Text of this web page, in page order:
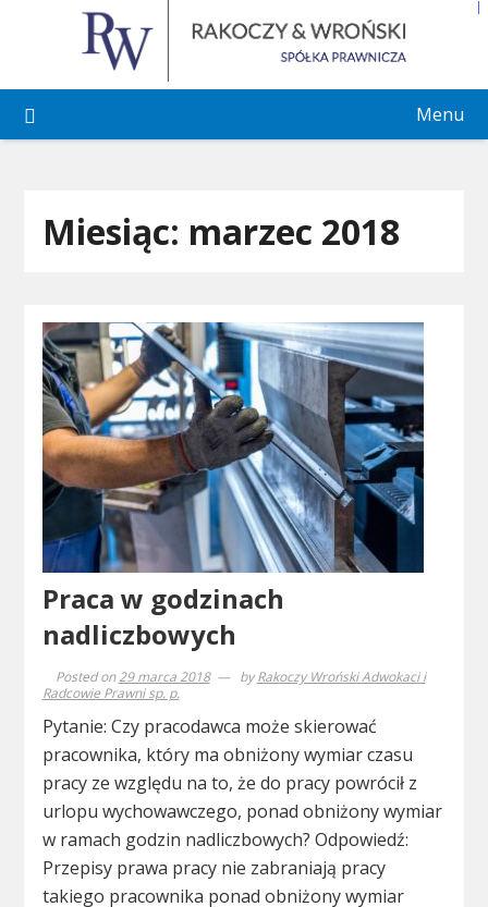
Menu
Miesiąc: marzec 2018
Praca w godzinach
nadliczbowych
Posted on29 marca 2018 byRakoczy Wroński Adwokaci i
Radcowie Prawni sp. p.
Pytanie: Czy pracodawca może skierować
pracownika, który ma obniżony wymiar czasu
pracy ze względu na to, że do pracy powrócił z
urlopu wychowawczego, ponad obniżony wymiar
w ramach godzin nadliczbowych? Odpowiedź:
Przepisy prawa pracy nie zabraniają pracy
takiego pracownika ponad obniżony wymiar